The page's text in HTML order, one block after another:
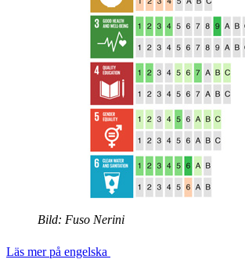
Bild: Fuso Nerini
Läs mer på engelska